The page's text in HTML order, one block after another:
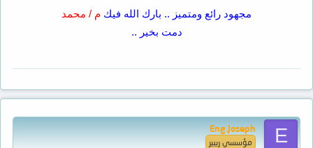
مجهود رائع ومتميز .. بارك الله فيك م / محمد
دمت بخير ..
E
Eng.Joseph
مؤسسي ريبير